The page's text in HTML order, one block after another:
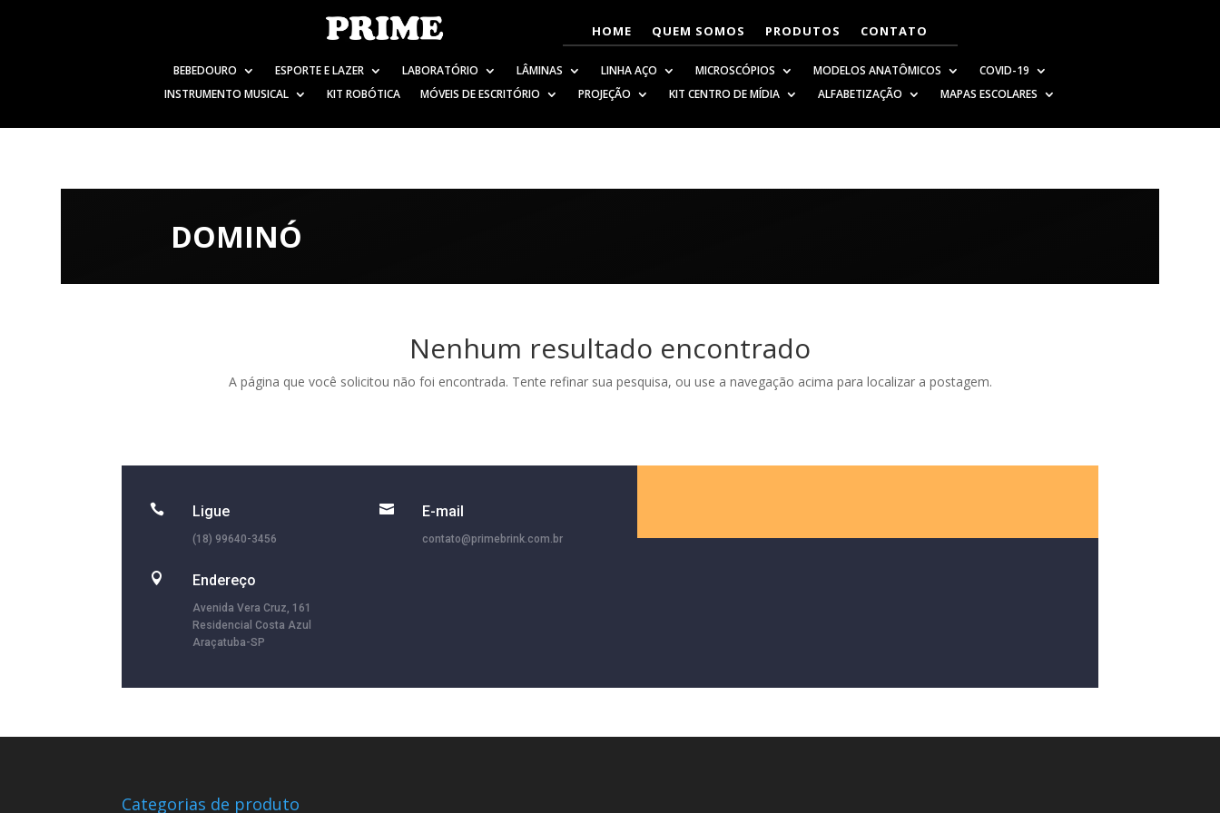
HOME QUEM SOMOS PRODUTOS CONTATO
BEBEDOURO ESPORTE E LAZER LABORATÓRIO LÂMINAS LINHA AÇO MICROSCÓPIOS MODELOS ANATÔMICOS
COVID-19
INSTRUMENTO MUSICAL
KIT ROBÓTICA MÓVEIS DE ESCRITÓRIO PROJEÇÃO KIT CENTRO DE MÍDIA ALFABETIZAÇÃO MAPAS ESCOLARES
DOMINÓ
Nenhum resultado encontrado
A página que você solicitou não foi encontrada. Tente refinar sua pesquisa, ou use a navegação acima para localizar a postagem.
 Ligue
(18) 99640-3456
 Endereço
Avenida Vera Cruz, 161
Residencial Costa Azul
Araçatuba-SP
 E-mail
contato@primebrink.com.br
Categorias de produto